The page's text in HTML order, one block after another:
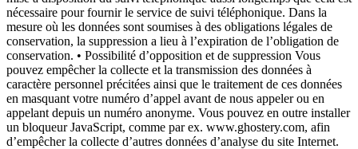
nécessaire pour fournir le service de suivi téléphonique. Dans la
mesure où les données sont soumises à des obligations légales de
conservation, la suppression a lieu à l’expiration de l’obligation de
conservation. • Possibilité d’opposition et de suppression Vous
pouvez empêcher la collecte et la transmission des données à
caractère personnel précitées ainsi que le traitement de ces données
en masquant votre numéro d’appel avant de nous appeler ou en
appelant depuis un numéro anonyme. Vous pouvez en outre installer
un bloqueur JavaScript, comme par ex. www.ghostery.com, afin
d’empêcher la collecte d’autres données d’analyse du site Internet.